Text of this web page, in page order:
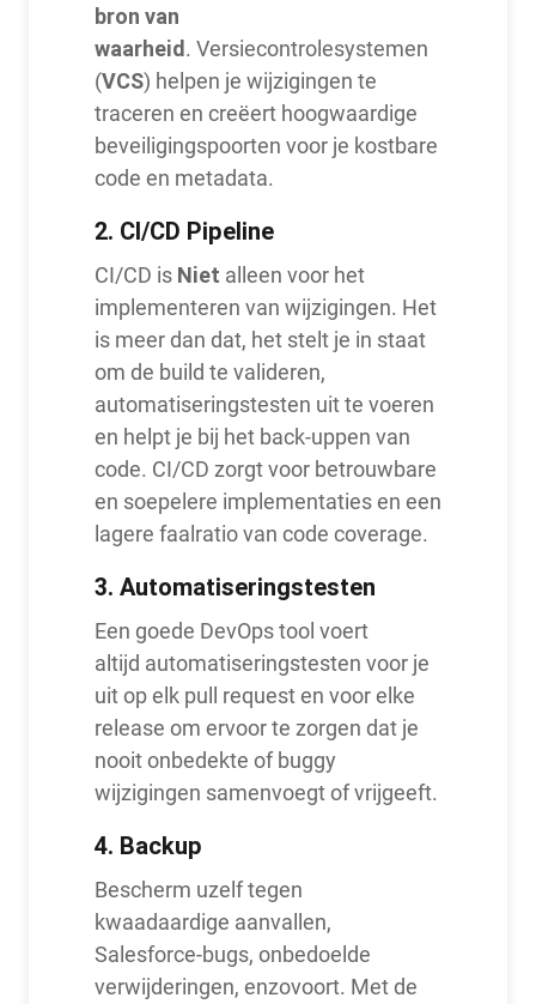
bron van
waarheid. Versiecontrolesystemen
(VCS) helpen je wijzigingen te
traceren en creëert hoogwaardige
beveiligingspoorten voor je kostbare
code en metadata.
2. CI/CD Pipeline
CI/CD is Niet alleen voor het
implementeren van wijzigingen. Het
is meer dan dat, het stelt je in staat
om de build te valideren,
automatiseringstesten uit te voeren
en helpt je bij het back-uppen van
code. CI/CD zorgt voor betrouwbare
en soepelere implementaties en een
lagere faalratio van code coverage.
3. Automatiseringstesten
Een goede DevOps tool voert
altijd automatiseringstesten voor je
uit op elk pull request en voor elke
release om ervoor te zorgen dat je
nooit onbedekte of buggy
wijzigingen samenvoegt of vrijgeeft.
4. Backup
Bescherm uzelf tegen
kwaadaardige aanvallen,
Salesforce-bugs, onbedoelde
verwijderingen, enzovoort. Met de